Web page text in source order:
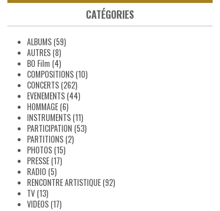
CATÉGORIES
ALBUMS (59)
AUTRES (8)
BO Film (4)
COMPOSITIONS (10)
CONCERTS (262)
EVENEMENTS (44)
HOMMAGE (6)
INSTRUMENTS (11)
PARTICIPATION (53)
PARTITIONS (2)
PHOTOS (15)
PRESSE (17)
RADIO (5)
RENCONTRE ARTISTIQUE (92)
TV (13)
VIDEOS (17)